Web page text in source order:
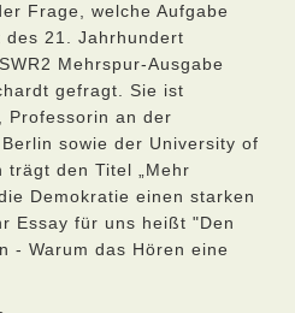
Frage, welche Aufgabe
des 21. Jahrhundert
Mehrspur-Ausgabe
gefragt. Sie ist
Professorin an der
sowie der University of
trägt den Titel „Mehr
Demokratie einen starken
Essay für uns heißt "Den
- Warum das Hören eine